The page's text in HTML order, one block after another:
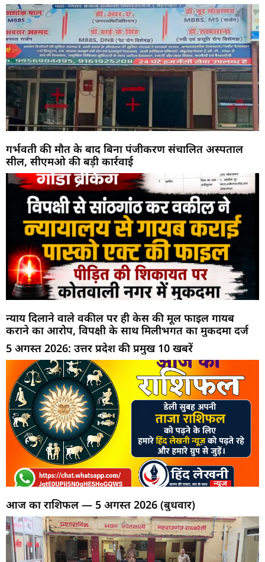
गर्भवती की मौत के बाद बिना पंजीकरण संचालित अस्पताल
सील, सीएमओ की बड़ी कार्रवाई
न्याय दिलाने वाले वकील पर ही केस की मूल फाइल गायब
कराने का आरोप, विपक्षी के साथ मिलीभगत का मुकदमा दर्ज
5 अगस्त 2026: उत्तर प्रदेश की प्रमुख 10 खबरें
आज का राशिफल — 5 अगस्त 2026 (बुधवार)